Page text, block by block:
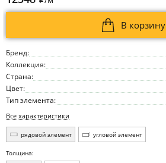
Бренд:
Коллекция:
Страна:
Цвет:
Тип элемента:
Все характеристики
рядовой элемент угловой элемент
Толщина:
В корзину